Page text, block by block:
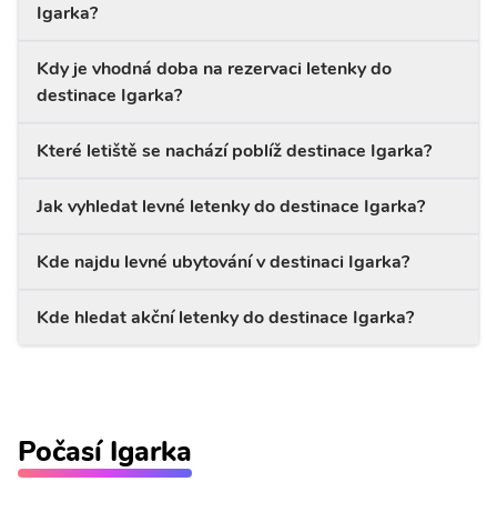
Igarka?
Kdy je vhodná doba na rezervaci letenky do
destinace Igarka?
Které letiště se nachází poblíž destinace Igarka?
Jak vyhledat levné letenky do destinace Igarka?
Kde najdu levné ubytování v destinaci Igarka?
Kde hledat akční letenky do destinace Igarka?
Počasí Igarka